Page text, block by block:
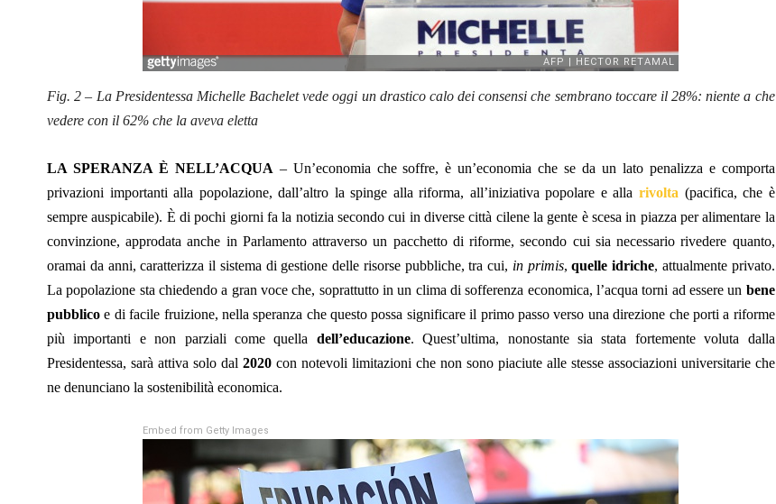
Fig. 2 – La Presidentessa Michelle Bachelet vede oggi un drastico calo dei consensi che sembrano toccare il 28%: niente a che
vedere con il 62% che la aveva eletta
LA SPERANZA È NELL’ACQUA – Un’economia che soffre, è un’economia che se da un lato penalizza e comporta
privazioni importanti alla popolazione, dall’altro la spinge alla riforma, all’iniziativa popolare e allarivolta (pacifica, che è
sempre auspicabile). È di pochi giorni fa la notizia secondo cui in diverse città cilene la gente è scesa in piazza per alimentare la
convinzione, approdata anche in Parlamento attraverso un pacchetto di riforme, secondo cui sia necessario rivedere quanto,
oramai da anni, caratterizza il sistema di gestione delle risorse pubbliche, tra cui, in primis,quelle idriche, attualmente privato.
La popolazione sta chiedendo a gran voce che, soprattutto in un clima di sofferenza economica, l’acqua torni ad essere un bene
pubblico e di facile fruizione, nella speranza che questo possa significare il primo passo verso una direzione che porti a riforme
più importanti e non parziali come quella dell’educazione. Quest’ultima, nonostante sia stata fortemente voluta dalla
Presidentessa, sarà attiva solo dal 2020con notevoli limitazioni che non sono piaciute alle stesse associazioni universitarie che
ne denunciano la sostenibilità economica.
Embed from Getty Images